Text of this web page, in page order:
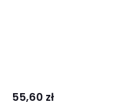
55,60 zł